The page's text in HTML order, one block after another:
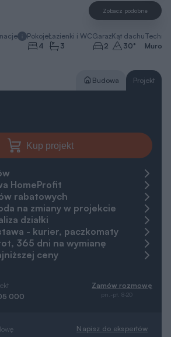
Zobacz podobne
Pokoje
4
Łazienki i WC
3
Garaż
2
Kąt dachu
30°
Budowa Projekt
Kup projekt
HomeProfit
rabatowych
na zmiany w projekcie
działki
- kurier, paczkomaty
365 dni na wymianę
ceny
000
Zamów rozmowę
pn.-pt. 8-20
Napisz do ekspertów